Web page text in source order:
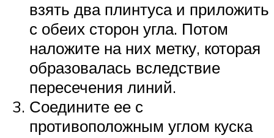
взять два плинтуса и приложить
с обеих сторон угла. Потом
наложите на них метку, которая
образовалась вследствие
пересечения линий.
Соедините ее с
противоположным углом куска